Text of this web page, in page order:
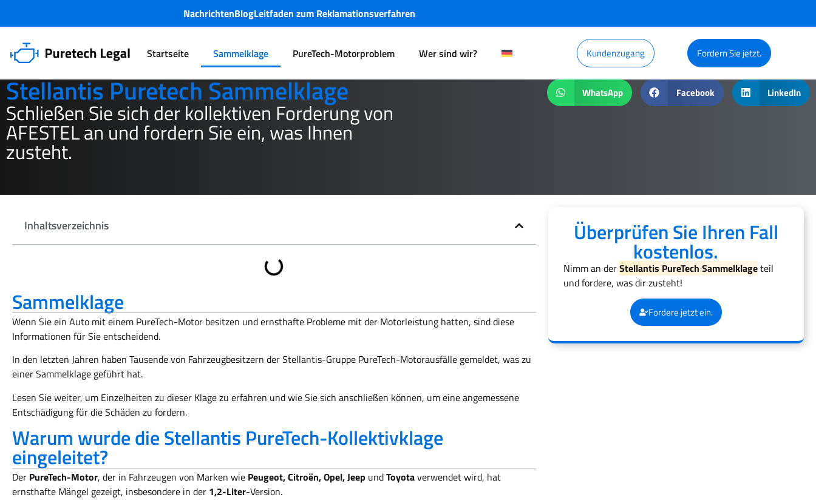
NachrichtenBlogLeitfaden zum Reklamationsverfahren
Startseite Sammelklage PureTech-Motorproblem Wer sind wir? Fordern Sie jetzt.
Kundenzugang
Stellantis Puretech Sammelklage
Schließen Sie sich der kollektiven Forderung von
AFESTEL an und fordern Sie ein, was Ihnen
zusteht.
WhatsApp Facebook LinkedIn
Inhaltsverzeichnis
Sammelklage
Wenn Sie ein Auto mit einem PureTech-Motor besitzen und ernsthafte Probleme mit der Motorleistung hatten, sind diese
Informationen für Sie entscheidend.
In den letzten Jahren haben Tausende von Fahrzeugbesitzern der Stellantis-Gruppe PureTech-Motorausfälle gemeldet, was zu
einer Sammelklage geführt hat.
Lesen Sie weiter, um Einzelheiten zu dieser Klage zu erfahren und wie Sie sich anschließen können, um eine angemessene
Entschädigung für die Schäden zu fordern.
Warum wurde die Stellantis PureTech-Kollektivklage
eingeleitet?
Der PureTech-Motor, der in Fahrzeugen von Marken wie Peugeot, Citroën, Opel, Jeep undToyotaverwendet wird, hat
ernsthafte Mängel gezeigt, insbesondere in der 1,2-Liter-Version.
Überprüfen Sie Ihren Fall
kostenlos.
Nimm an derStellantis PureTech Sammelklageteil
und fordere, was dir zusteht!
Fordere jetzt ein.